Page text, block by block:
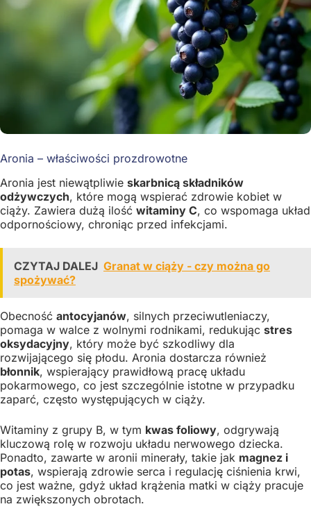
Aronia – właściwości prozdrowotne
Aronia jest niewątpliwie skarbnicą składników
odżywczych, które mogą wspierać zdrowie kobiet w
ciąży. Zawiera dużą ilość witaminy C, co wspomaga układ
odpornościowy, chroniąc przed infekcjami.
CZYTAJ DALEJ Granat w ciąży - czy można go
spożywać?
Obecność antocyjanów, silnych przeciwutleniaczy,
pomaga w walce z wolnymi rodnikami, redukując stres
oksydacyjny, który może być szkodliwy dla
rozwijającego się płodu. Aronia dostarcza również
błonnik, wspierający prawidłową pracę układu
pokarmowego, co jest szczególnie istotne w przypadku
zaparć, często występujących w ciąży.
Witaminy z grupy B, w tym kwas foliowy, odgrywają
kluczową rolę w rozwoju układu nerwowego dziecka.
Ponadto, zawarte w aronii minerały, takie jak magnez i
potas, wspierają zdrowie serca i regulację ciśnienia krwi,
co jest ważne, gdyż układ krążenia matki w ciąży pracuje
na zwiększonych obrotach.